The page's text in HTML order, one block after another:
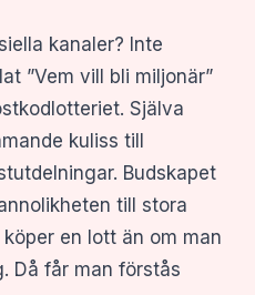
kanaler? Inte
”Vem vill bli miljonär”
Själva
kuliss till
Budskapet
till stora
en lott än om man
Då får man förstås